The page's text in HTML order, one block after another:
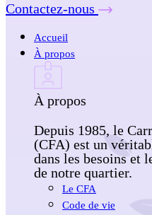
Contactez-nous
Accueil
À propos
À propos
Depuis 1985, le
(CFA) est un
dans les besoins et
de notre quartier.
Le CFA
Code de vie